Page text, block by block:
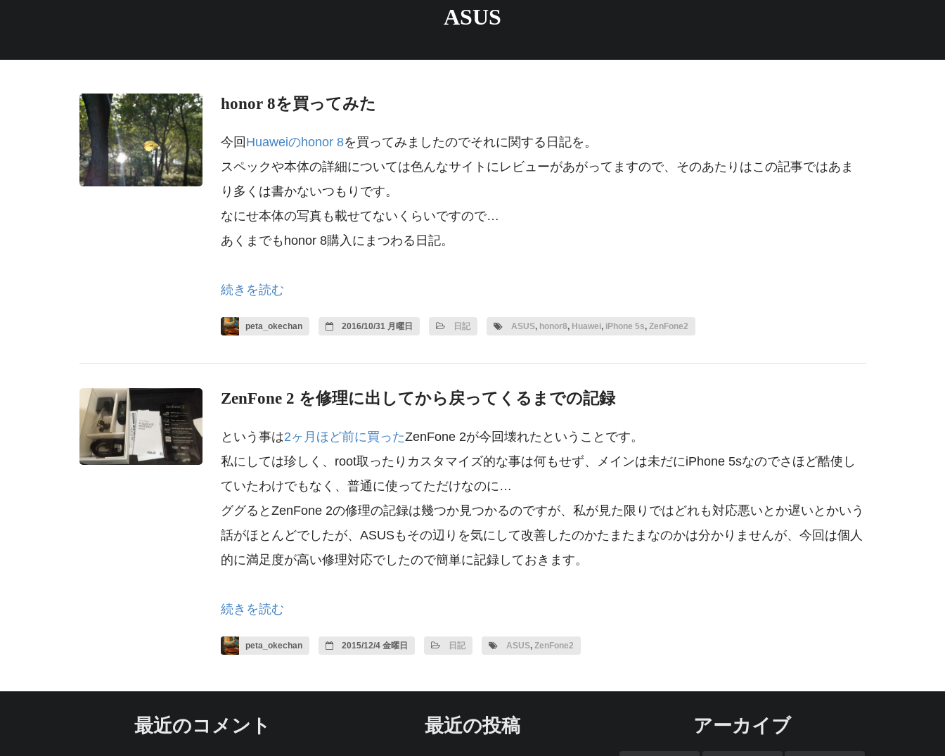
ASUS
honor 8を買ってみた
今回 Huaweiのhonor 8を買ってみましたのでそれに関する日記を。
スペックや本体の詳細については色んなサイトにレビューがあがってますので、そのあたりはこの記事ではあま
り多くは書かないつもりです。
なにせ本体の写真も載せてないくらいですので…
あくまでもhonor 8購入にまつわる日記。
続きを読む
peta_okechan 2016/10/31 月曜日 日記 ASUS, honor8, Huawei, iPhone 5s, ZenFone2
ZenFone 2 を修理に出してから戻ってくるまでの記録
という事は2ヶ月ほど前に買ったZenFone 2が今回壊れたということです。
私にしては珍しく、root取ったりカスタマイズ的な事は何もせず、メインは未だにiPhone 5sなのでさほど酷使し
ていたわけでもなく、普通に使ってただけなのに…
ググるとZenFone 2の修理の記録は幾つか見つかるのですが、私が見た限りではどれも対応悪いとか遅いとかいう
話がほとんどでしたが、ASUSもその辺りを気にして改善したのかたまたまなのかは分かりませんが、今回は個人
的に満足度が高い修理対応でしたので簡単に記録しておきます。
続きを読む
peta_okechan 2015/12/4 金曜日 日記 ASUS, ZenFone2
最近のコメント 最近の投稿 アーカイブ